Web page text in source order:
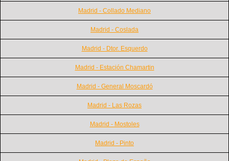
Madrid - Collado Mediano
Madrid - Coslada
Madrid - Dtor. Esquerdo
Madrid - Estación Chamartin
Madrid - General Moscardó
Madrid - Las Rozas
Madrid - Mostoles
Madrid - Pinto